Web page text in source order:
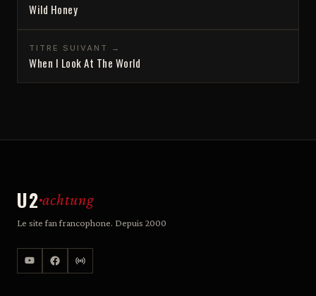
Wild Honey
TITRE SUIVANT →
When I Look At The World
U2 achtung
Le site fan francophone. Depuis 2000